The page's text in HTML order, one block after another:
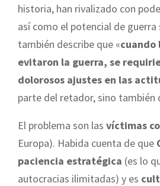
historia, han rivalizado con
así como el potencial de guerra
también describe que «cuando
evitaron la guerra, se
dolorosos ajustes en las
parte del retador, sino también
El problema son las víctimas
Europa). Habida cuenta de que
paciencia estratégica (es lo
autocracias ilimitadas) y es